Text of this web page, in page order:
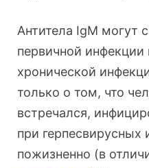
Антитела IgM могут
первичной
хронической
только о том, что
встречался,
при герпесвирусных
пожизненно (в